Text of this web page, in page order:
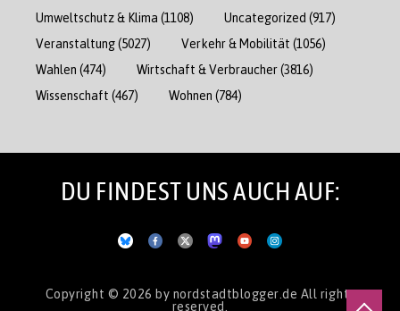
Umweltschutz & Klima (1108) Uncategorized (917)
Veranstaltung(5027) Verkehr & Mobilität (1056)
Wahlen (474) Wirtschaft & Verbraucher(3816)
Wissenschaft (467) Wohnen (784)
DU FINDEST UNS AUCH AUF:
Copyright © 2026 by nordstadtblogger.de All rights
reserved.